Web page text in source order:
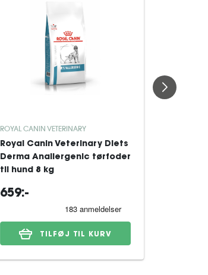
ROYAL CANIN VETERINARY
Royal Canin Veterinary Diets
Derma Anallergenic tørfoder
til hund 8 kg
659:-
TILFØJ TIL KURV